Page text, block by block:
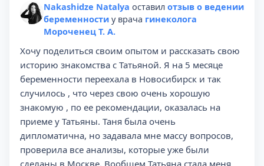
Nakashidze Natalya оставил отзыв о ведении
беременности у врача гинеколога
Мороченец Т. А.
Хочу поделиться своим опытом и рассказать свою
историю знакомства с Татьяной. Я на 5 месяце
беременности переехала в Новосибирск и так
случилось , что через свою очень хорошую
знакомую , по ее рекомендации, оказалась на
приеме у Татьяны. Таня была очень
дипломатична, но задавала мне массу вопросов,
проверила все анализы, которые уже были
сделаны в Москве. Вообщем Татьяна стала меня